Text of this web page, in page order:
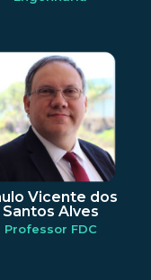
Vicente dos
Santos Alves
Professor FDC